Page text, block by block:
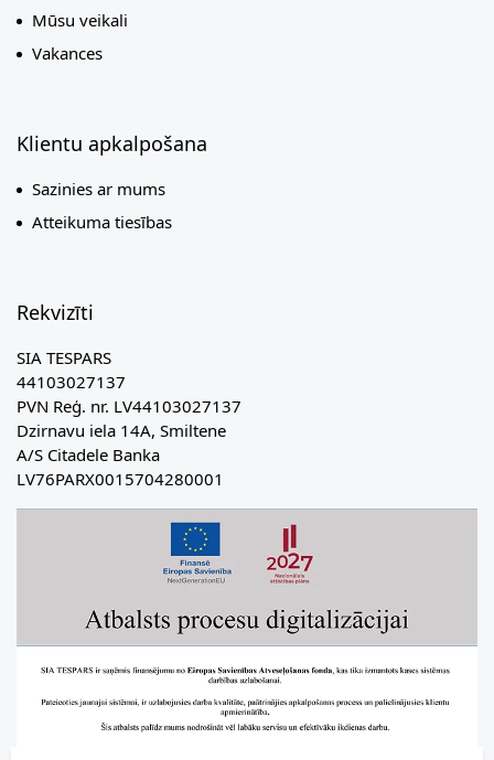
Mūsu veikali
Vakances
Klientu apkalpošana
Sazinies ar mums
Atteikuma tiesības
Rekvizīti
SIA TESPARS
44103027137
PVN Reģ. nr. LV44103027137
Dzirnavu iela 14A, Smiltene
A/S Citadele Banka
LV76PARX0015704280001